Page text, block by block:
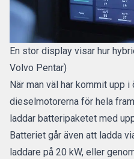
En stor display visar hur
Volvo Pentar)
När man väl har kommit upp
dieselmotorerna för hela
laddar batteripaketet med
Batteriet går även att ladda
laddare på 20 kW, eller